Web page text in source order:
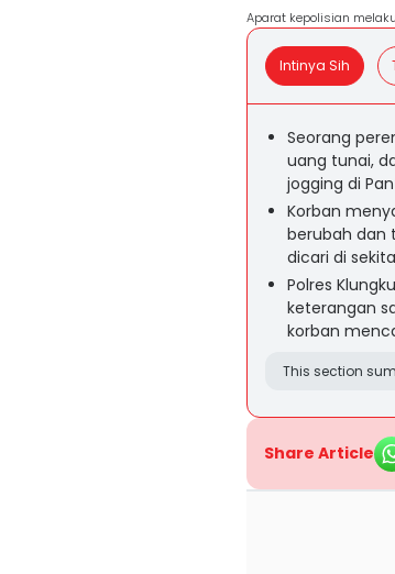
Aparat kepolisian
Intinya Sih
Seorang
uang tunai,
jogging di
Korban
berubah dan
dicari di
Polres
keterangan
korban
This section
Share Article